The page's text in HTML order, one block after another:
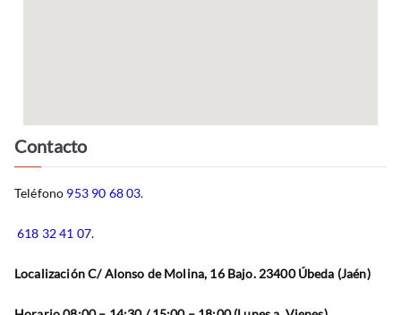
Contacto
Teléfono 953 90 68 03.
618 32 41 07.
Localización C/ Alonso de Molina, 16 Bajo. 23400 Úbeda (Jaén)